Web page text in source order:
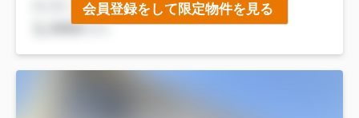
会員登録をして限定物件を見る